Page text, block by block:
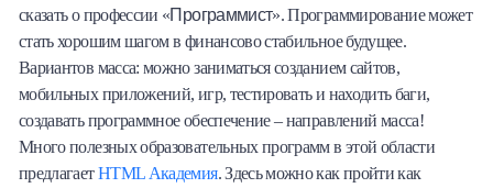
сказать о профессии «Программист». Программирование может
стать хорошим шагом в финансово стабильное будущее.
Вариантов масса: можно заниматься созданием сайтов,
мобильных приложений, игр, тестировать и находить баги,
создавать программное обеспечение – направлений масса!
Много полезных образовательных программ в этой области
предлагаетHTML Академия. Здесь можно как пройти как